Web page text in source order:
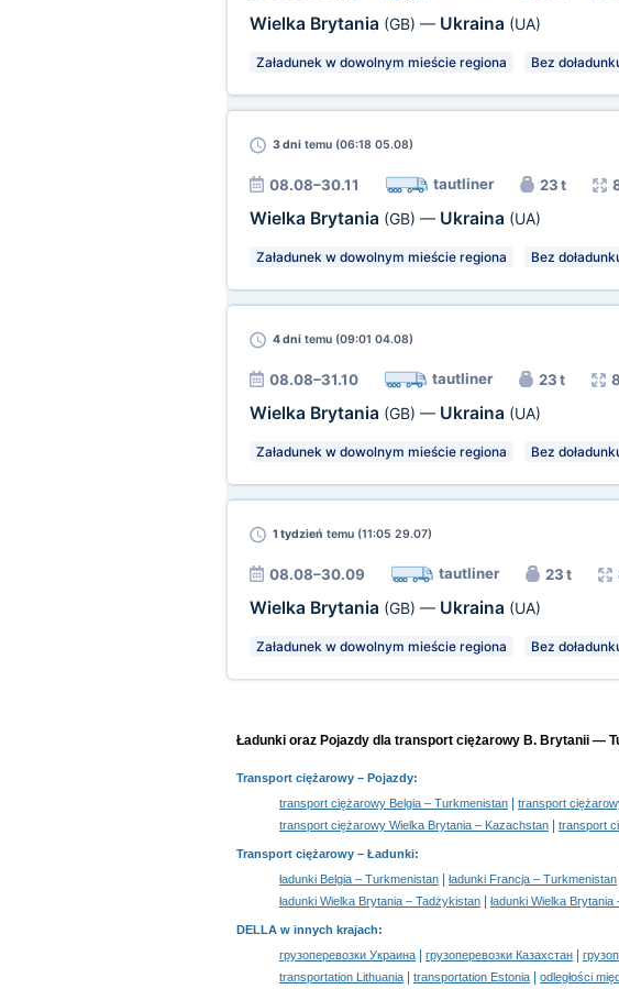
Wielka Brytania (GB) — Ukraina (UA)
Załadunek w dowolnym mieście regiona Bez
3 dnitemu (06:18 05.08)
08.08–30.11 tautliner 23 t
Wielka Brytania (GB) — Ukraina (UA)
Załadunek w dowolnym mieście regiona Bez
4 dnitemu (09:01 04.08)
08.08–31.10 tautliner 23 t
Wielka Brytania (GB) — Ukraina (UA)
Załadunek w dowolnym mieście regiona Bez
1 tydzień temu (11:05 29.07)
08.08–30.09 tautliner 23 t
Wielka Brytania (GB) — Ukraina (UA)
Załadunek w dowolnym mieście regiona Bez
Ładunki oraz Pojazdy dla transport ciężarowy B. Brytanii —
Transport ciężarowy – Pojazdy:
transport ciężarowy Belgia – Turkmenistan
transport
transport ciężarowy Wielka Brytania – Kazachstan transport
Transport ciężarowy – Ładunki:
ładunki Belgia – Turkmenistan
ładunki Francja – Turkmenistan
ładunki Wielka Brytania – Tadżykistan ładunki Wielka
DELLA w innych krajach:
грузоперевозки Украина
грузоперевозки Казахстан
transportation Lithuania transportation Estonia odległości